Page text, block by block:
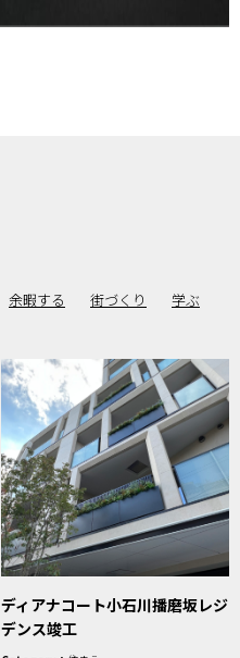
余暇する 街づくり 学ぶ
ディアナコート小石川播磨坂レジ
デンス竣工